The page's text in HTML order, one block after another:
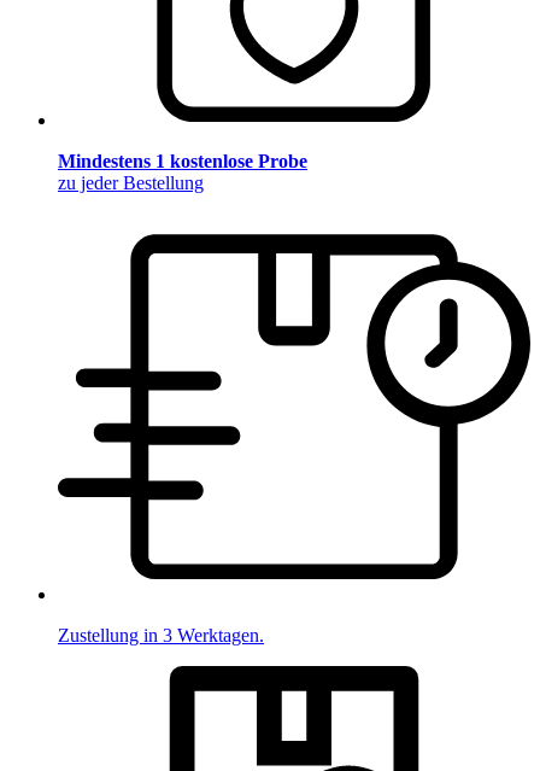
Mindestens 1 kostenlose Probe
zu jeder Bestellung
Zustellung in 3 Werktagen.